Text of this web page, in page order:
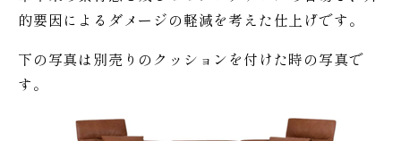
的要因によるダメージの軽減を考えた仕上げです。
下の写真は別売りのクッションを付けた時の写真で
す。